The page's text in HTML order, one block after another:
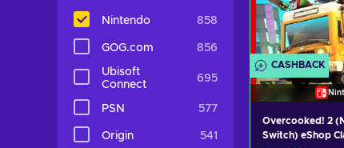
Nintendo 858
GOG.com 856
Ubisoft
Connect
695
PSN 577
Origin 541
CASHBACK
Overcooked! 2
Switch) eShop